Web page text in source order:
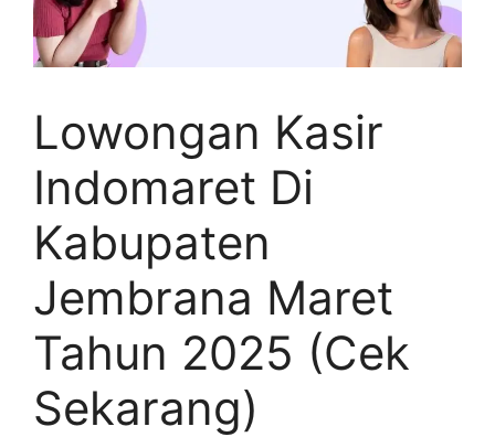
Lowongan Kasir
Indomaret Di
Kabupaten
Jembrana Maret
Tahun 2025 (Cek
Sekarang)